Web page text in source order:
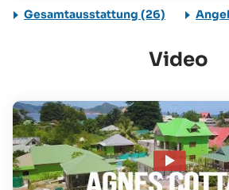
Gesamtausstattung (26)
Video